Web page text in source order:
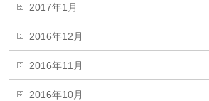
2017年1月
2016年12月
2016年11月
2016年10月